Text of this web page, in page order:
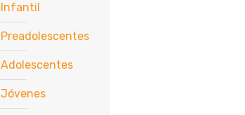
Infantil
Preadolescentes
Adolescentes
Jóvenes